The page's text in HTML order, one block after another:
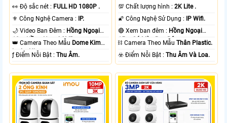
️👀 Độ sắc nét : FULL HD 1080P .
⚜️ Công Nghệ Camera :
IP.
🌙 Video Ban Đêm : Hồng Ngoại
10m Hồng Ngoại SMD.
👑 Camera Theo Mẫu Dome Kim
loại + Nhựa.
️ƒ Điểm Nỗi Bật :Thu Âm.
💯 Chất lượng hình :2K Lite .
🌠 Công Nghệ Sử Dụng :
IP Wifi.
🔴 Xem ban đêm : Hồng Ngoại
15m Có Màu Ban Ðêm.
⛓ Camera Theo MẫuThân Plastic.
️☣️ Điểm Nỗi Bật :Thu Âm Và Loa.